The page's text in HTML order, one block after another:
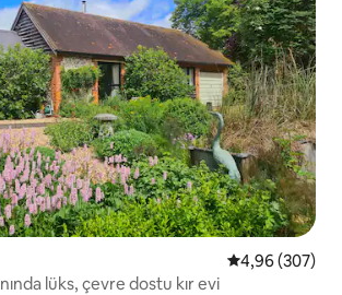
5 üzerinden
4,96 (307)
lüks, çevre dostu kır evi